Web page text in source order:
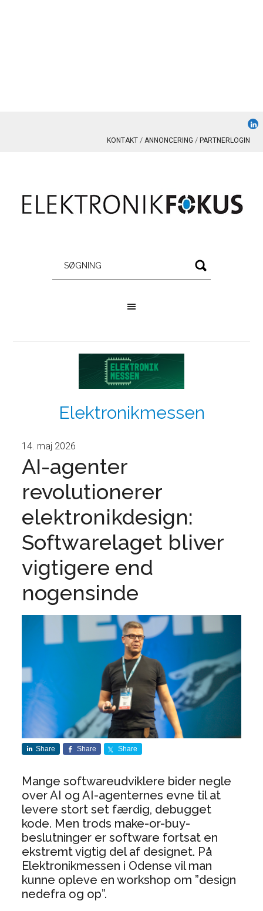
KONTAKT ANNONCERING PARTNERLOGIN
Elektronikmessen
14. maj 2026
AI-agenter
revolutionerer
elektronikdesign:
Softwarelaget bliver
vigtigere end
nogensinde
Share Share Share
Mange softwareudviklere bider negle
over AI og AI-agenternes evne til at
levere stort set færdig, debugget
kode. Men trods make-or-buy-
beslutninger er software fortsat en
ekstremt vigtig del af designet. På
Elektronikmessen i Odense vil man
kunne opleve en workshop om ”design
nedefra og op”.